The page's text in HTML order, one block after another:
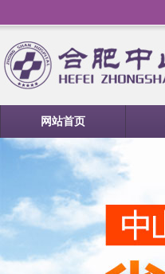
网站首页